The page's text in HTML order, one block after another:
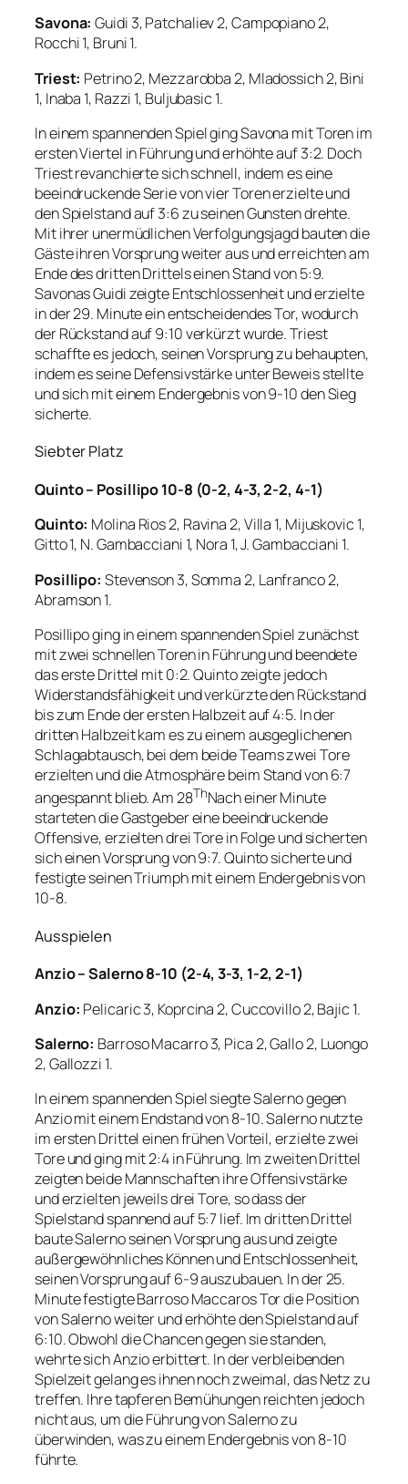
Savona:Guidi 3, Patchaliev 2, Campopiano 2,
Rocchi 1, Bruni 1.
Triest: Petrino 2, Mezzarobba 2, Mladossich 2, Bini
1, Inaba 1, Razzi 1, Buljubasic 1.
In einem spannenden Spiel ging Savona mit Toren im
ersten Viertel in Führung und erhöhte auf 3:2. Doch
Triest revanchierte sich schnell, indem es eine
beeindruckende Serie von vier Toren erzielte und
den Spielstand auf 3:6 zu seinen Gunsten drehte.
Mit ihrer unermüdlichen Verfolgungsjagd bauten die
Gäste ihren Vorsprung weiter aus und erreichten am
Ende des dritten Drittels einen Stand von 5:9.
Savonas Guidi zeigte Entschlossenheit und erzielte
in der 29. Minute ein entscheidendes Tor, wodurch
der Rückstand auf 9:10 verkürzt wurde. Triest
schaffte es jedoch, seinen Vorsprung zu behaupten,
indem es seine Defensivstärke unter Beweis stellte
und sich mit einem Endergebnis von 9-10 den Sieg
sicherte.
Siebter Platz
Quinto – Posillipo 10-8 (0-2, 4-3, 2-2, 4-1)
Quinto: Molina Rios 2, Ravina 2, Villa 1, Mijuskovic 1,
Gitto 1, N. Gambacciani 1, Nora 1, J. Gambacciani 1.
Posillipo: Stevenson 3, Somma 2, Lanfranco 2,
Abramson 1.
Posillipo ging in einem spannenden Spiel zunächst
mit zwei schnellen Toren in Führung und beendete
das erste Drittel mit 0:2. Quinto zeigte jedoch
Widerstandsfähigkeit und verkürzte den Rückstand
bis zum Ende der ersten Halbzeit auf 4:5. In der
dritten Halbzeit kam es zu einem ausgeglichenen
Schlagabtausch, bei dem beide Teams zwei Tore
erzielten und die Atmosphäre beim Stand von 6:7
angespannt blieb. Am 28ThNach einer Minute
starteten die Gastgeber eine beeindruckende
Offensive, erzielten drei Tore in Folge und sicherten
sich einen Vorsprung von 9:7. Quinto sicherte und
festigte seinen Triumph mit einem Endergebnis von
10-8.
Ausspielen
Anzio – Salerno 8-10 (2-4, 3-3, 1-2, 2-1)
Anzio: Pelicaric 3, Koprcina 2, Cuccovillo 2, Bajic 1.
Salerno: Barroso Macarro 3, Pica 2, Gallo 2, Luongo
2, Gallozzi 1.
In einem spannenden Spiel siegte Salerno gegen
Anzio mit einem Endstand von 8-10. Salerno nutzte
im ersten Drittel einen frühen Vorteil, erzielte zwei
Tore und ging mit 2:4 in Führung. Im zweiten Drittel
zeigten beide Mannschaften ihre Offensivstärke
und erzielten jeweils drei Tore, so dass der
Spielstand spannend auf 5:7 lief. Im dritten Drittel
baute Salerno seinen Vorsprung aus und zeigte
außergewöhnliches Können und Entschlossenheit,
seinen Vorsprung auf 6-9 auszubauen. In der 25.
Minute festigte Barroso Maccaros Tor die Position
von Salerno weiter und erhöhte den Spielstand auf
6:10. Obwohl die Chancen gegen sie standen,
wehrte sich Anzio erbittert. In der verbleibenden
Spielzeit gelang es ihnen noch zweimal, das Netz zu
treffen. Ihre tapferen Bemühungen reichten jedoch
nicht aus, um die Führung von Salerno zu
überwinden, was zu einem Endergebnis von 8-10
führte.